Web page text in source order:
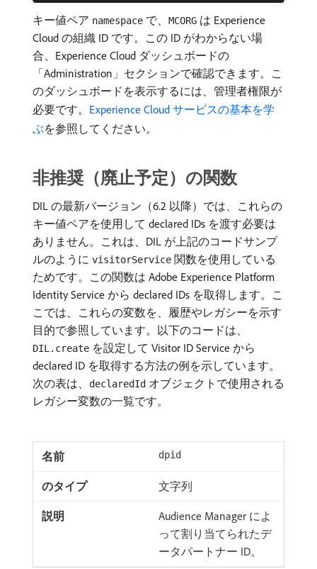
キー値ペア namespace で、 MCORG は Experience
Cloud の組織 ID です。この ID がわからない場
合、Experience Cloud ダッシュボードの
「Administration」セクションで確認できます。こ
のダッシュボードを表示するには、管理者権限が
必要です。 Experience Cloud サービスの基本を学
ぶを参照してください。
非推奨（廃止予定）の関数
DIL の最新バージョン（6.2 以降）では、これらの
キー値ペアを使用して declared IDs を渡す必要は
ありません。これは、DIL が上記のコードサンプ
ルのように visitorService 関数を使用している
ためです。この関数は Adobe Experience Platform
Identity Service から declared IDs を取得します。こ
こでは、これらの変数を、履歴やレガシーを示す
目的で参照しています。以下のコードは、
DIL.create を設定して Visitor ID Service から
declared ID を取得する方法の例を示しています。
次の表は、
declaredId オブジェクトで使用される
レガシー変数の一覧です。
dpid
文字列
Audience Manager によ
って割り当てられたデ
ータパートナー ID。